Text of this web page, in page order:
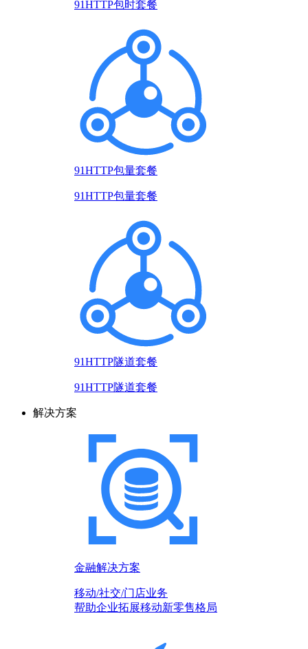
91HTTP包时套餐
91HTTP包量套餐
91HTTP包量套餐
91HTTP隧道套餐
91HTTP隧道套餐
解决方案
金融解决方案
移动/社交/门店业务
帮助企业拓展移动新零售格局